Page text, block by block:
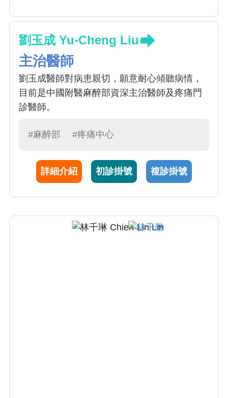
劉玉成 Yu-Cheng Liu
主治醫師
劉玉成醫師對病患親切，願意耐心傾聽病情，
目前是中國附醫麻醉部資深主治醫師及疼痛門
診醫師。
#麻醉部 #疼痛中心
詳細介紹 初診掛號 複診掛號